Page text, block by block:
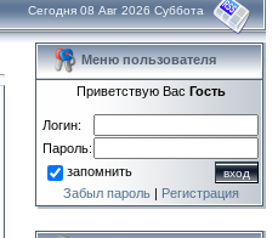
Сегодня 08 Авг 2026 Суббота
Меню пользователя
Приветствую Вас Гость
Логин:
Пароль:
запомнить
Забыл пароль| Регистрация